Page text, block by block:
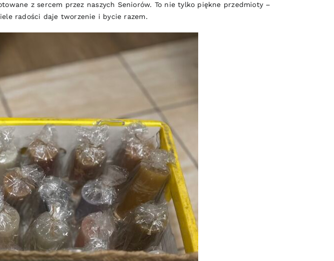
z sercem przez naszych Seniorów. To nie tylko piękne przedmioty –
radości daje tworzenie i bycie razem.